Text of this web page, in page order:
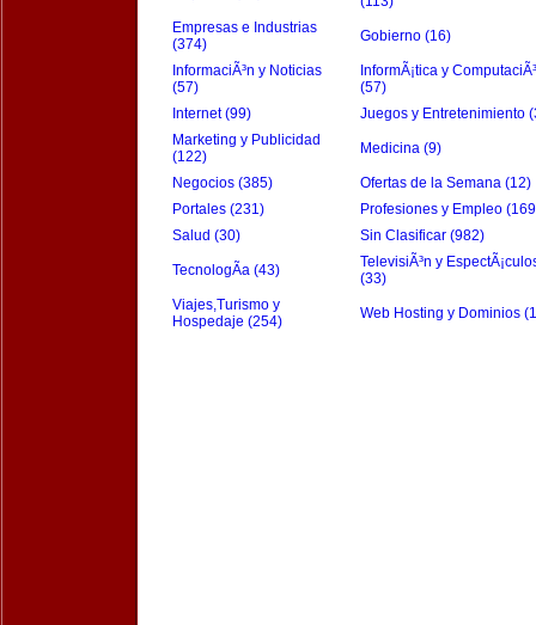
Empresas e Industrias
(374)
Gobierno (16)
InformaciÃ³n y Noticias
(57)
InformÃ¡tica y
(57)
Internet (99)
Juegos y Entretenimiento
Marketing y Publicidad
(122)
Medicina (9)
Negocios (385)
Ofertas de la Semana (12)
Portales (231)
Profesiones y Empleo
Salud (30)
Sin Clasificar (982)
TecnologÃ­a (43)
TelevisiÃ³n y
(33)
Viajes,Turismo y
Hospedaje (254)
Web Hosting y Dominios